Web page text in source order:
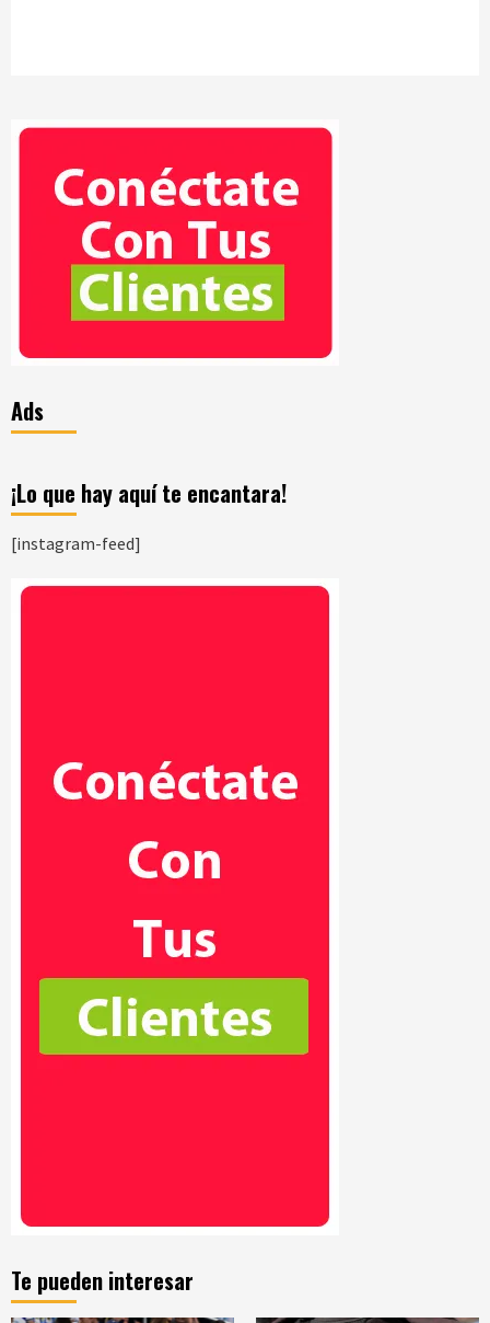
Ads
¡Lo que hay aquí te encantara!
[instagram-feed]
Te pueden interesar